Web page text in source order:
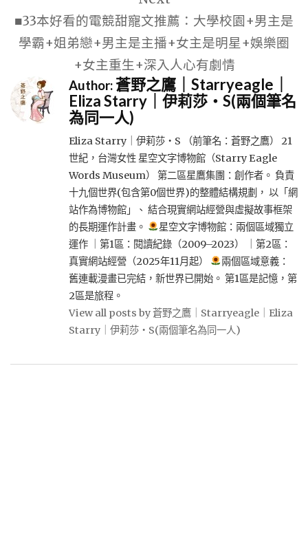
■33本好看的電競甜寵文推薦：大學校園+男主是
學霸+姐弟戀+男主是主播+女主是明星+娛樂圈
+女主重生+深入人心有劇情
Author:蒼野之鷹｜Starryeagle｜
Eliza Starry｜伊莉莎・S(兩個筆名
為同一人)
Eliza Starry｜伊莉莎・S （前筆名：蒼野之鷹） 21
世紀，台灣女性 星空文字博物館（Starry Eagle
Words Museum） 第二區星鷹集團：創作者。 負責
十九個世界(包含第0個世界)的整體結構規劃， 以「網
站作為博物館」、 結合現實網站經營與虛擬故事框架
的長期運作計畫。
星空文字博物館：兩個區域獨立
運作 ｜第1區：閱讀紀錄（2009–2023） ｜第2區：
真實網站經營（2025年11月起）
兩個區域意義：
舊連載漫畫已完結，新世界已開始。 第1區是記憶，第
2區是旅程。
View all posts by 蒼野之鷹｜Starryeagle｜Eliza
Starry｜伊莉莎・S(兩個筆名為同一人)